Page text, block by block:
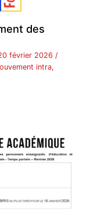
des
février 2026/
intra,